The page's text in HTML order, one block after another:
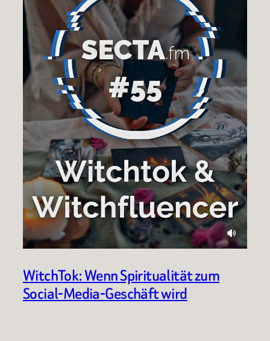
WitchTok: Wenn Spiritualität zum
Social-Media-Geschäft wird